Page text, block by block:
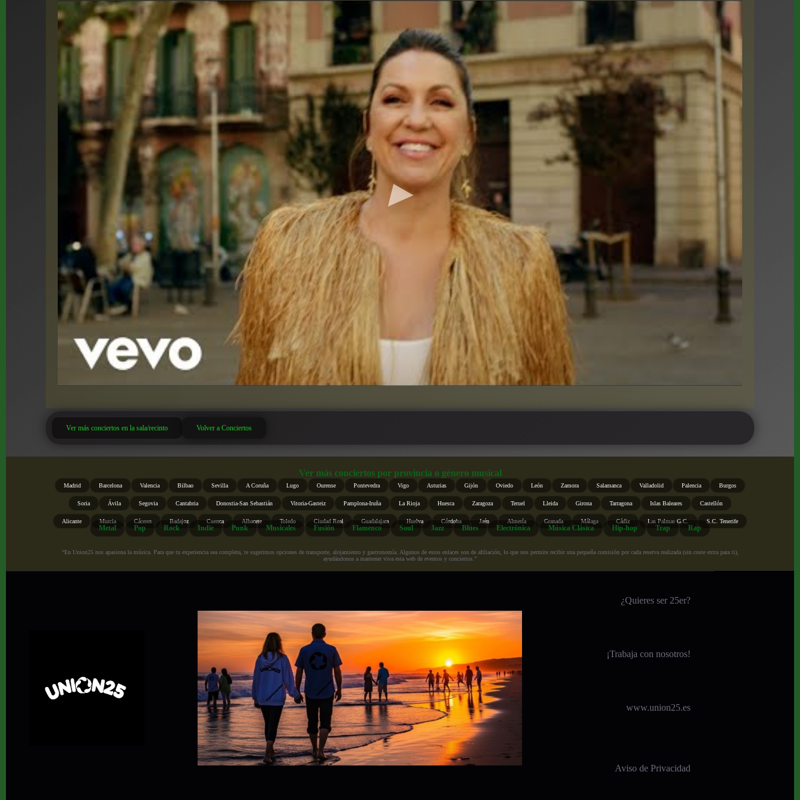
Ver más conciertos en la sala/recinto Volver a Conciertos
Ver más conciertos por provincia o género musical
Madrid Barcelona Valencia Bilbao Sevilla A Coruña Lugo Ourense Pontevedra Vigo Asturias Gijón Oviedo León Zamora Salamanca Valladolid Palencia Burgos
Soria Ávila Segovia Cantabria Donostia-San Sebastián Vitoria-Gasteiz Pamplona-Iruña La Rioja Huesca Zaragoza Teruel Lleida Girona Tarragona Islas Baleares Castellón
Alicante Murcia Cáceres Badajoz Cuenca Albacete Toledo Ciudad Real Guadalajara Huelva Córdoba Jaén Almería Granada Málaga Cádiz Las Palmas G.C. S.C. Tenerife
Metal Pop Rock Indie Punk Musicales Fusión Flamenco Soul Jazz Blues Electrónica Música Clásica Hip-hop Trap Rap
“En Union25 nos apasiona la música. Para que tu experiencia sea completa, te sugerimos opciones de transporte, alojamiento y gastronomía. Algunos de estos enlaces son de afiliación, lo que nos permite recibir una pequeña comisión por cada reserva realizada (sin coste extra para ti),
ayudándonos a mantener viva esta web de eventos y conciertos.”
¿Quieres ser 25er?
¡Trabaja con nosotros!
www.union25.es
Aviso de Privacidad